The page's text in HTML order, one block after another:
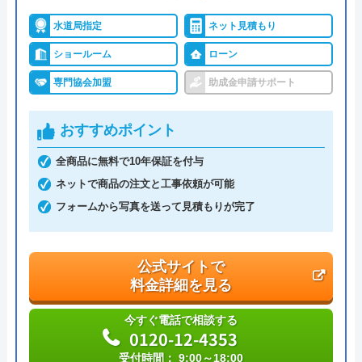
ハウスラボホーム の基本情報
代表者 丸山英利
本社所在地
〒556-0014
水道局指定 ネット見積もり
ショールーム ローン
専門協会加盟 助成金申請サポート
おすすめポイント
全商品に無料で10年保証を付与
ネットで商品の注文と工事依頼が可能
フォームから写真を送って見積もりが完了
公式サイトで
料金詳細を見る
今すぐ電話で相談する
0120-12-4353
受付時間： 9:00～18:00